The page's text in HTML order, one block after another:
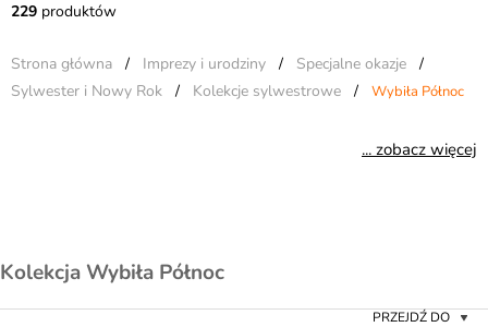
229 produktów
Strona główna / Imprezy i urodziny / Specjalne okazje /
Sylwester i Nowy Rok / Kolekcje sylwestrowe / Wybiła Północ
... zobacz więcej
PRZEJDŹ DO
Kolekcja Wybiła Północ